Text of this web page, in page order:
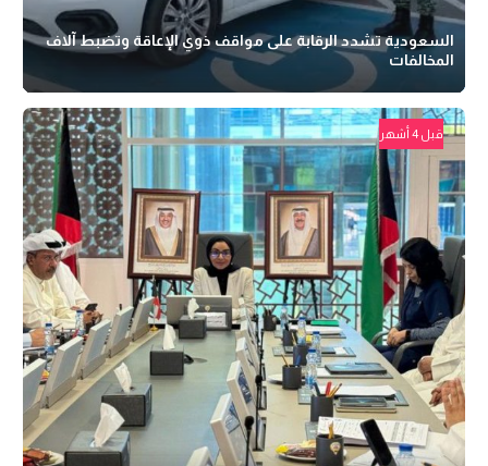
السعودية تشدد الرقابة على مواقف ذوي الإعاقة وتضبط آلاف
المخالفات
قبل 4 أشهر